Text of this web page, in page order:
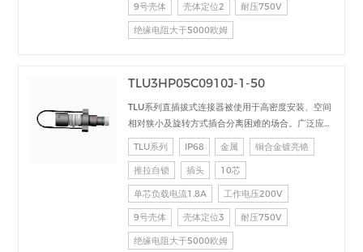
9号壳体 壳体定位2 耐压750V
绝缘电阻大于5000欧姆
TLU3HP05C0910J-1-50
TLU系列直插拔式连接器被使用于高密度安装、空间
相对狭小及旋转方式插合分离困难的场合。广泛应用
于电台设备、加固计算机、医疗设备、测试检测设
备、音频视频设备、数据采集、工业控制等场合的交
直流、高速、射频、光纤等的信号连接传输。
TLU系列 IP68 金属 铜合金镀亮铬
推拉自锁 插头 10芯
单芯负载电流1.8A 工作电压200V
9号壳体 壳体定位3 耐压750V
绝缘电阻大于5000欧姆